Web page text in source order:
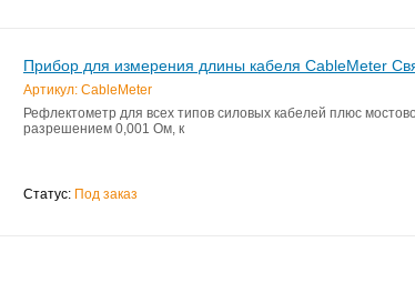
Прибор для измерения длины кабеля CableMeter
Артикул: CableMeter
Рефлектометр для всех типов силовых кабелей плюс
разрешением 0,001 Ом, к
Статус: Под заказ